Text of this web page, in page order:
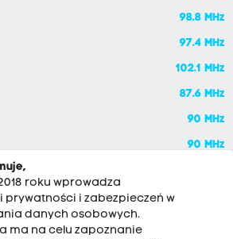
98.8 MHz
97.4 MHz
102.1 MHz
87.6 MHz
90 MHz
90 MHz
roku wprowadza
i zabezpieczeń w
danych osobowych.
ma na celu zapoznanie